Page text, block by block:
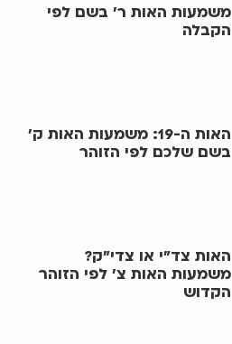
משמעות האות ר' בשם לפי
הקבלה
האות ה-19: משמעות האות ק'
בשם שלכם לפי הזוהר
האות צד"י או צדי"ק?
משמעות האות צ' לפי הזוהר
הקדוש